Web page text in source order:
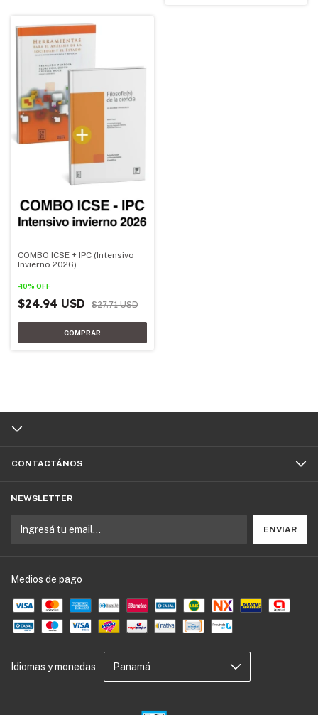
COMBO ICSE + IPC (Intensivo
Invierno 2026)
-10% OFF
$24.94 USD $27.71 USD
CONTACTÁNOS
NEWSLETTER
Medios de pago
Idiomas y monedas